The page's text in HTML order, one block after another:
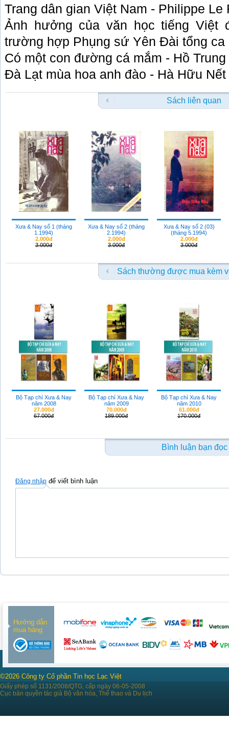
Trang dân gian Việt Nam - Philippe Le
Ảnh hưởng của văn học tiếng Việt
trường hợp Phụng sứ Yên Đài tổng ca
Có một con đường cá mắm - Hồ Trung
Đà Lạt mùa hoa anh đào - Hà Hữu Nết
Sách liên quan
Xưa & Nay số 1 (tháng
1.1994)
2.000đ
3.000đ
Xưa & Nay số 2 (tháng
2.1994)
2.000đ
3.000đ
Xưa & Nay số 2 (03)
(tháng 5.1994)
2.000đ
3.000đ
Sách thường được mua kèm
Bộ Tạp chí Xưa & Nay
năm 2008
27.000đ
67.000đ
Bộ Tạp chí Xưa & Nay
năm 2009
70.000đ
189.000đ
Bộ Tạp chí Xưa & Nay
năm 2010
61.000đ
170.000đ
Bình luận bạn đọc
Đăng nhập để viết bình luận
Hướng dẫn
mua hàng
©2026 Công ty Cổ phần Tin học Lạc Việt
Giấy phép số 1131/2008/QTG, cấp ngày 06-05-2008
Cục bản quyền tác giả Bộ văn hóa, Thể thao và Du lịch